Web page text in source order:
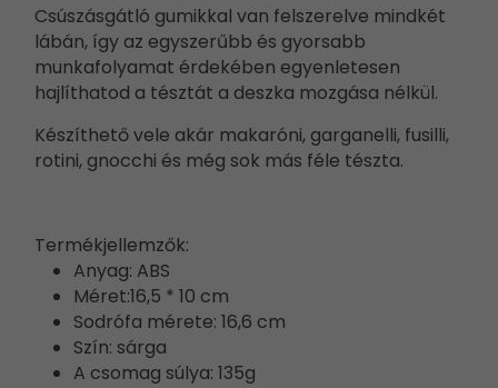
Csúszásgátló gumikkal van felszerelve mindkét
lábán, így az egyszerűbb és gyorsabb
munkafolyamat érdekében egyenletesen
hajlíthatod a tésztát a deszka mozgása nélkül.
Készíthető vele akár makaróni, garganelli, fusilli,
rotini, gnocchi és még sok más féle tészta.
Termékjellemzők:
Anyag: ABS
Méret:16,5 * 10 cm
Sodrófa mérete: 16,6 cm
Szín: sárga
A csomag súlya: 135g